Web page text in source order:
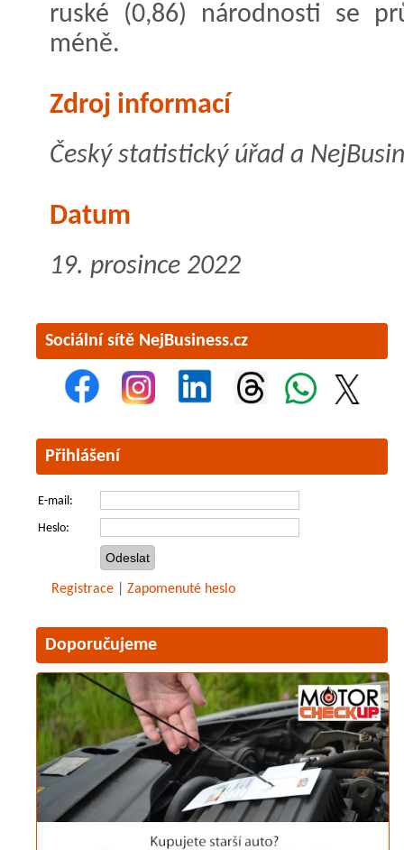
ruské (0,86) národnosti se
méně.
Zdroj informací
Český statistický úřad a
Datum
19. prosince 2022
Sociální sítě NejBusiness.cz
Přihlášení
E-mail:
Heslo:
Registrace Zapomenuté heslo
Doporučujeme